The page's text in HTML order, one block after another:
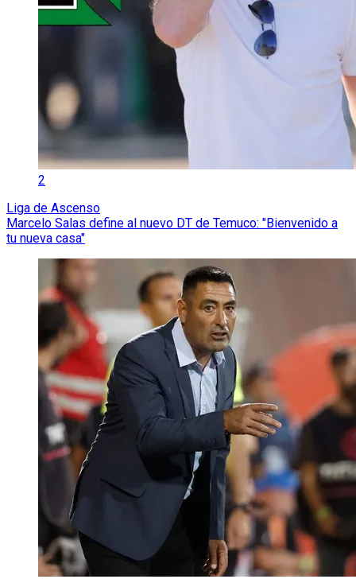
2
Liga de Ascenso
Marcelo Salas define al nuevo DT de Temuco: "Bienvenido a
tu nueva casa"